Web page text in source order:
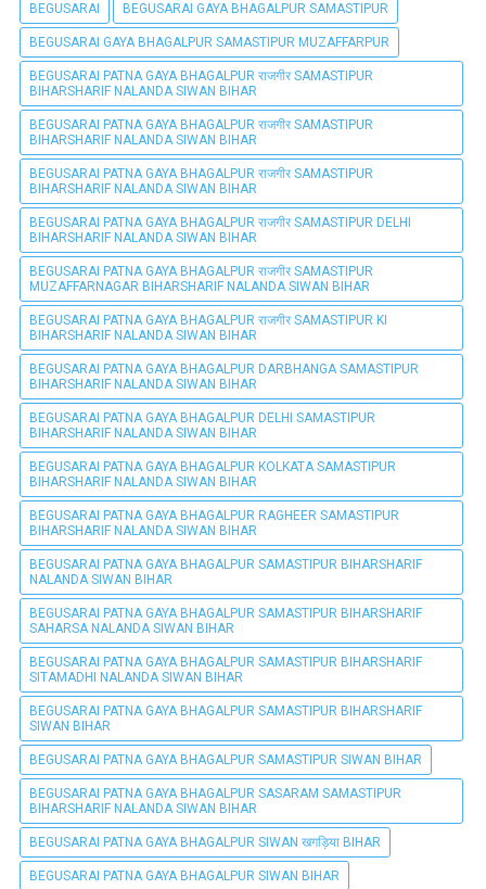
BEGUSARAI BEGUSARAI GAYA BHAGALPUR SAMASTIPUR
BEGUSARAI GAYA BHAGALPUR SAMASTIPUR MUZAFFARPUR
BEGUSARAI PATNA GAYA BHAGALPUR राजगीर SAMASTIPUR
BIHARSHARIF NALANDA SIWAN BIHAR
BEGUSARAI PATNA GAYA BHAGALPUR राजगीर SAMASTIPUR
BIHARSHARIF NALANDA SIWAN BIHAR
BEGUSARAI PATNA GAYA BHAGALPUR राजगीर SAMASTIPUR
BIHARSHARIF NALANDA SIWAN BIHAR
BEGUSARAI PATNA GAYA BHAGALPUR राजगीर SAMASTIPUR DELHI
BIHARSHARIF NALANDA SIWAN BIHAR
BEGUSARAI PATNA GAYA BHAGALPUR राजगीर SAMASTIPUR
MUZAFFARNAGAR BIHARSHARIF NALANDA SIWAN BIHAR
BEGUSARAI PATNA GAYA BHAGALPUR राजगीर SAMASTIPUR KI
BIHARSHARIF NALANDA SIWAN BIHAR
BEGUSARAI PATNA GAYA BHAGALPUR DARBHANGA SAMASTIPUR
BIHARSHARIF NALANDA SIWAN BIHAR
BEGUSARAI PATNA GAYA BHAGALPUR DELHI SAMASTIPUR
BIHARSHARIF NALANDA SIWAN BIHAR
BEGUSARAI PATNA GAYA BHAGALPUR KOLKATA SAMASTIPUR
BIHARSHARIF NALANDA SIWAN BIHAR
BEGUSARAI PATNA GAYA BHAGALPUR RAGHEER SAMASTIPUR
BIHARSHARIF NALANDA SIWAN BIHAR
BEGUSARAI PATNA GAYA BHAGALPUR SAMASTIPUR BIHARSHARIF
NALANDA SIWAN BIHAR
BEGUSARAI PATNA GAYA BHAGALPUR SAMASTIPUR BIHARSHARIF
SAHARSA NALANDA SIWAN BIHAR
BEGUSARAI PATNA GAYA BHAGALPUR SAMASTIPUR BIHARSHARIF
SITAMADHI NALANDA SIWAN BIHAR
BEGUSARAI PATNA GAYA BHAGALPUR SAMASTIPUR BIHARSHARIF
SIWAN BIHAR
BEGUSARAI PATNA GAYA BHAGALPUR SAMASTIPUR SIWAN BIHAR
BEGUSARAI PATNA GAYA BHAGALPUR SASARAM SAMASTIPUR
BIHARSHARIF NALANDA SIWAN BIHAR
BEGUSARAI PATNA GAYA BHAGALPUR SIWAN खगड़िया BIHAR
BEGUSARAI PATNA GAYA BHAGALPUR SIWAN BIHAR